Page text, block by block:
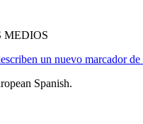
un nuevo marcador
Spanish.